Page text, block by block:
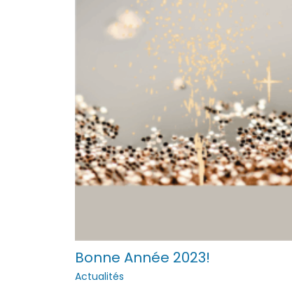
Bonne Année 2023!
Actualités